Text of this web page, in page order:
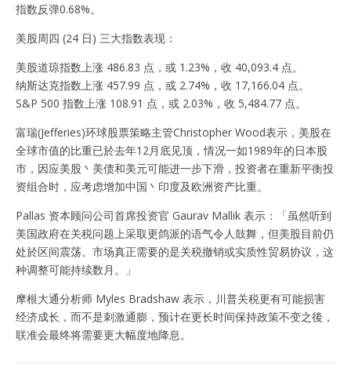
指数反弹0.68%。
美股周四 (24 日) 三大指数表现：
美股道琼指数上涨 486.83 点，或 1.23%，收 40,093.4 点。
纳斯达克指数上涨 457.99 点，或 2.74%，收 17,166.04 点。
S&P 500 指数上涨 108.91 点，或 2.03%，收 5,484.77 点。
富瑞(Jefferies)环球股票策略主管Christopher Wood表示，美股在
全球市值的比重已於去年12月底见顶，情况一如1989年的日本股
市，因应美股丶美债和美元可能进一步下滑，投资者在重新平衡投
资组合时，应考虑增加中国丶印度及欧洲资产比重。
Pallas 资本顾问公司首席投资官 Gaurav Mallik 表示：「虽然听到
美国政府在关税问题上采取更鸽派的语气令人鼓舞，但美股目前仍
处於区间震荡。市场真正需要的是关税撤销或实质性贸易协议，这
种调整可能持续数月。」
摩根大通分析师 Myles Bradshaw 表示，川普关税更有可能损害
经济成长，而不是刺激通膨，预计在更长时间保持政策不变之後，
联准会最终将需要更大幅度地降息。